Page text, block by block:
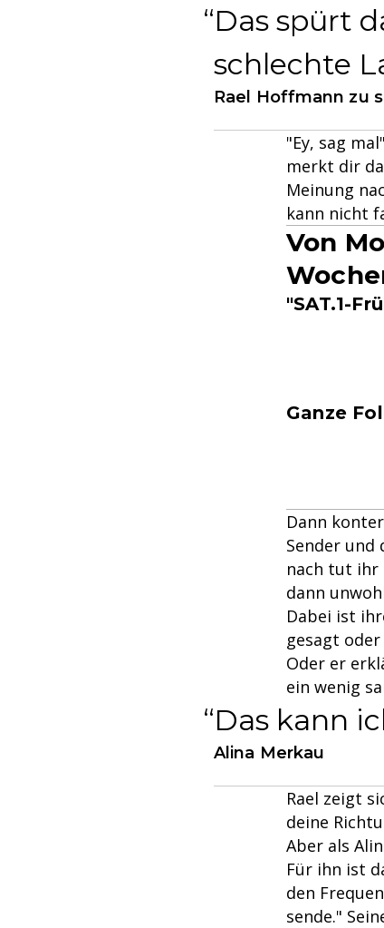
Das spürt
schlechte
Rael Hoffmann zu
"Ey, sag
merkt dir
Meinung
kann nicht
Von
"SAT.1-
Ganze
Dann
Sender und
nach tut ihr
dann
Dabei ist
gesagt
Oder er
ein wenig
Das kann
Alina Merkau
Rael zeigt
deine
Aber als
Für ihn ist
den
sende."